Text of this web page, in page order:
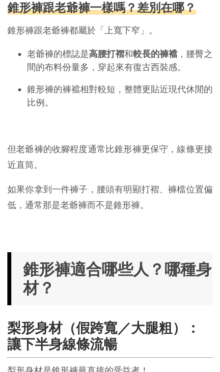
錐形褲跟老爺褲一樣嗎？差別在哪？
錐形褲跟老爺褲都屬於「上寬下窄」。
老爺褲的標誌是高腰打褶和較長的褲襠 ，腰臀之
間的布料份量多，穿起來有復古西裝感。
錐形褲的褲襠相對較短，整體更貼近現代休閒的
比例。
但老爺褲的收腳程度通常比錐形褲更保守，線條更接
近直筒。
如果你拿到一件褲子，腰頭有明顯打褶、褲檔位置偏
低，通常那是老爺褲而不是錐形褲。
錐形褲適合哪些人？哪種身
材？
梨形身材（假跨寬／大腿粗）：
讓下半身線條流暢